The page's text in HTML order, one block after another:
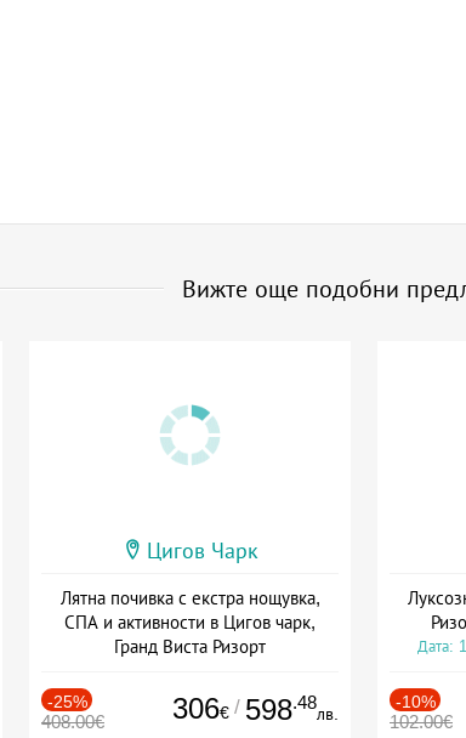
Вижте още подобни
Цигов Чарк
Лятна почивка с екстра нощувка,
СПА и активности в Цигов чарк,
Гранд Виста Ризорт
-25%
408.00€ 306€ / 598.48
лв.
Дата:
-10%
102.00€